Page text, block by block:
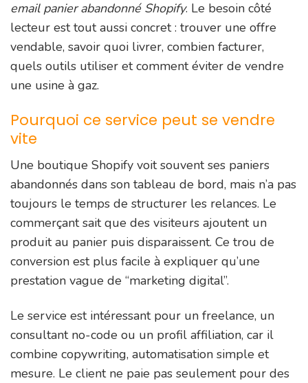
email panier abandonné Shopify. Le besoin côté
lecteur est tout aussi concret : trouver une offre
vendable, savoir quoi livrer, combien facturer,
quels outils utiliser et comment éviter de vendre
une usine à gaz.
Pourquoi ce service peut se vendre
vite
Une boutique Shopify voit souvent ses paniers
abandonnés dans son tableau de bord, mais n’a pas
toujours le temps de structurer les relances. Le
commerçant sait que des visiteurs ajoutent un
produit au panier puis disparaissent. Ce trou de
conversion est plus facile à expliquer qu’une
prestation vague de “marketing digital”.
Le service est intéressant pour un freelance, un
consultant no-code ou un profil affiliation, car il
combine copywriting, automatisation simple et
mesure. Le client ne paie pas seulement pour des